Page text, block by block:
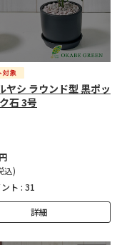
ヤシ ラウンド型 黒ポッ
石 3号
円
込)
ト : 31
詳細